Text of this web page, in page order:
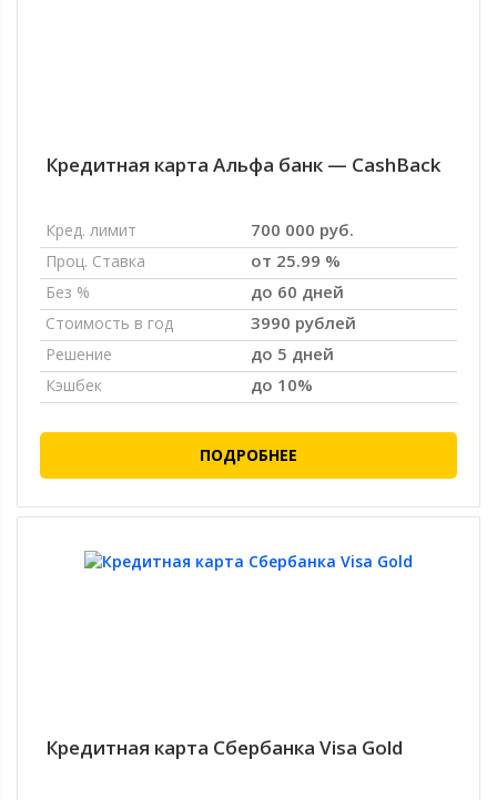
Кредитная карта Альфа банк — CashBack
Кред. лимит 700 000 руб.
Проц. Ставка от 25.99 %
Без % до 60 дней
Стоимость в год 3990 рублей
Решение до 5 дней
Кэшбек до 10%
ПОДРОБНЕЕ
Кредитная карта Сбербанка Visa Gold